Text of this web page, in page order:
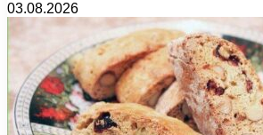
03.08.2026